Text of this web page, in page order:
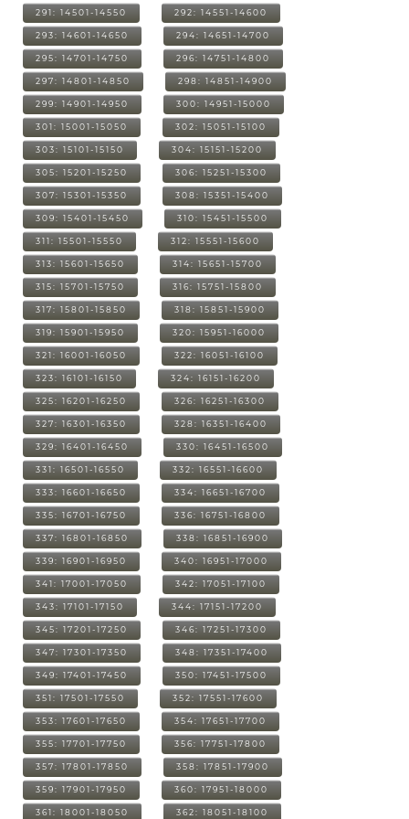
291: 14501-14550 292: 14551-14600
293: 14601-14650 294: 14651-14700
295: 14701-14750 296: 14751-14800
297: 14801-14850 298: 14851-14900
299: 14901-14950 300: 14951-15000
301: 15001-15050 302: 15051-15100
303: 15101-15150 304: 15151-15200
305: 15201-15250 306: 15251-15300
307: 15301-15350 308: 15351-15400
309: 15401-15450 310: 15451-15500
311: 15501-15550 312: 15551-15600
313: 15601-15650 314: 15651-15700
315: 15701-15750 316: 15751-15800
317: 15801-15850 318: 15851-15900
319: 15901-15950 320: 15951-16000
321: 16001-16050 322: 16051-16100
323: 16101-16150 324: 16151-16200
325: 16201-16250 326: 16251-16300
327: 16301-16350 328: 16351-16400
329: 16401-16450 330: 16451-16500
331: 16501-16550 332: 16551-16600
333: 16601-16650 334: 16651-16700
335: 16701-16750 336: 16751-16800
337: 16801-16850 338: 16851-16900
339: 16901-16950 340: 16951-17000
341: 17001-17050 342: 17051-17100
343: 17101-17150 344: 17151-17200
345: 17201-17250 346: 17251-17300
347: 17301-17350 348: 17351-17400
349: 17401-17450 350: 17451-17500
351: 17501-17550 352: 17551-17600
353: 17601-17650 354: 17651-17700
355: 17701-17750 356: 17751-17800
357: 17801-17850 358: 17851-17900
359: 17901-17950 360: 17951-18000
361: 18001-18050 362: 18051-18100